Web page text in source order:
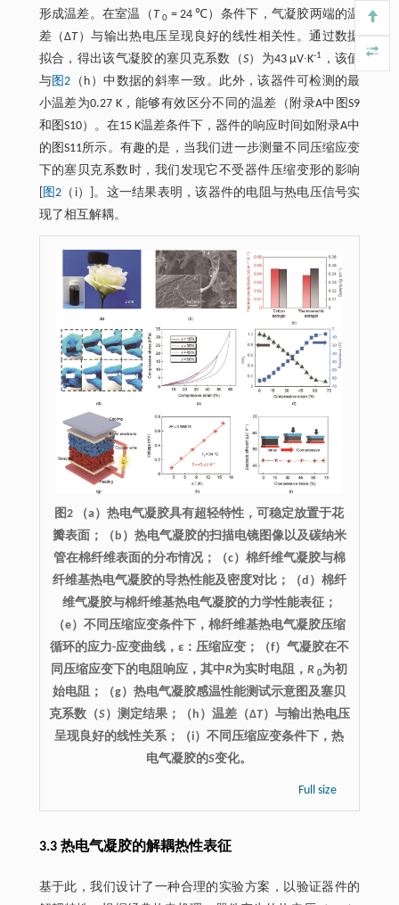
形成温差。在室温（T 0 = 24 ℃）条件下，气凝胶两端的温
差（ΔT）与输出热电压呈现良好的线性相关性。通过数据
拟合，得出该气凝胶的塞贝克系数（S）为43 μV∙K-1
，该值
与图2 （h）中数据的斜率一致。此外，该器件可检测的最
小温差为0.27 K，能够有效区分不同的温差（附录A中图S9
和图S10）。在15 K温差条件下，器件的响应时间如附录A中
的图S11所示。有趣的是，当我们进一步测量不同压缩应变
下的塞贝克系数时，我们发现它不受器件压缩变形的影响
图2 （i）]。这一结果表明，该器件的电阻与热电压信号实
现了相互解耦。
图2 （a）热电气凝胶具有超轻特性，可稳定放置于花
瓣表面；（b）热电气凝胶的扫描电镜图像以及碳纳米
管在棉纤维表面的分布情况；（c）棉纤维气凝胶与棉
纤维基热电气凝胶的导热性能及密度对比；（d）棉纤
维气凝胶与棉纤维基热电气凝胶的力学性能表征；
（e）不同压缩应变条件下，棉纤维基热电气凝胶压缩
循环的应力-应变曲线，ε：压缩应变；（f）气凝胶在不
同压缩应变下的电阻响应，其中R为实时电阻，R 0为初
始电阻；（g）热电气凝胶感温性能测试示意图及塞贝
克系数（S）测定结果；（h）温差（ΔT）与输出热电压
呈现良好的线性关系；（i）不同压缩应变条件下，热
电气凝胶的S变化。
Full size
3.3 热电气凝胶的解耦热性表征
基于此，我们设计了一种合理的实验方案，以验证器件的